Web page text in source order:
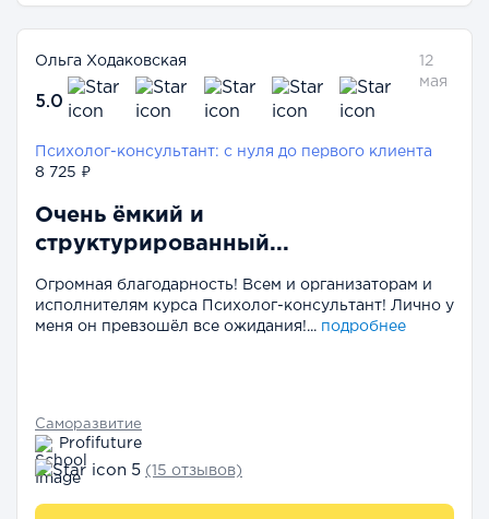
Ольга Ходаковская
5.0
12
мая
Психолог-консультант: с нуля до первого клиента
8 725 ₽
Очень ёмкий и
структурированный...
Огромная благодарность! Всем и организаторам и
исполнителям курса Психолог-консультант! Лично у
меня он превзошёл все ожидания!... подробнее
Саморазвитие
Profifuture
5 (15 отзывов)